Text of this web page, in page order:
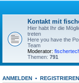
Kontakt mit
Hier habt Ihr die
treten
Here you have the
Team
Moderator:
Themen: 791
ANMELDEN • REGISTRIEREN